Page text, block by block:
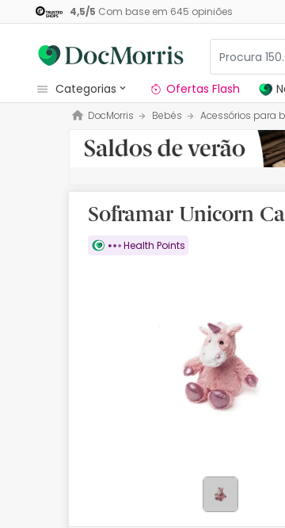
4,5/5 Com base em 645 opiniões
categorias
Dermocosmetica
Nossa marca
Medicamentos
Cosmética
Ofertas Flash
DocMorris Bebés Acessórios para
Soframar Unicorn
Health Points